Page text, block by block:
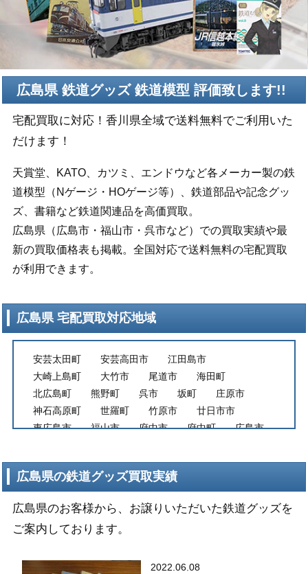
広島県 鉄道グッズ 鉄道模型 評価致します!!
宅配買取に対応！香川県全域で送料無料でご利用いた
だけます！
天賞堂、KATO、カツミ、エンドウなど各メーカー製の鉄
道模型（Nゲージ・HOゲージ等）、鉄道部品や記念グッ
ズ、書籍など鉄道関連品を高価買取。
広島県（広島市・福山市・呉市など）での買取実績や最
新の買取価格表も掲載。全国対応で送料無料の宅配買取
が利用できます。
広島県 宅配買取対応地域
安芸太田町 安芸高田市
江田島市
大崎上島町
大竹市 尾道市
海田町
北広島町
熊野町 呉市 坂町
庄原市
神石高原町
世羅町 竹原市
廿日市市
東広島市
福山市 府中市 府中町
広島市
広島市佐伯区
広島市中区
広島市西区
広島市東区
広島市南区 三原市
広島県の鉄道グッズ買取実績
広島県のお客様から、お譲りいただいた鉄道グッズを
ご案内しております。
2022.06.08